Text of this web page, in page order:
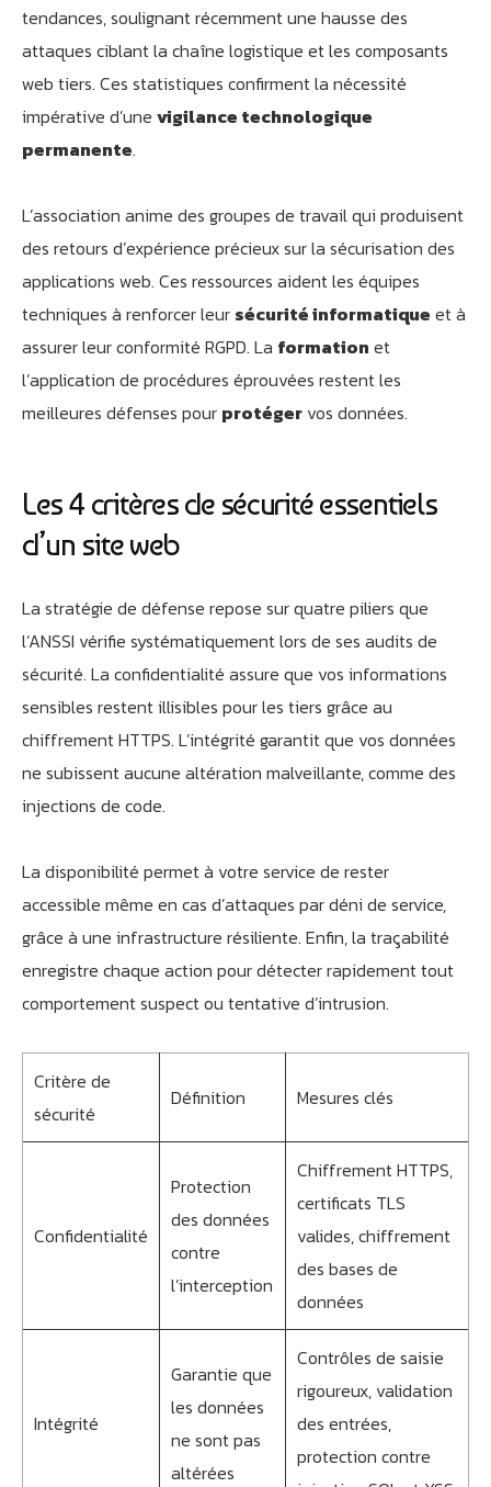
tendances, soulignant récemment une hausse des
attaques ciblant la chaîne logistique et les composants
web tiers. Ces statistiques confirment la nécessité
impérative d’une vigilance technologique
permanente.
L’association anime des groupes de travail qui produisent
des retours d’expérience précieux sur la sécurisation des
applications web. Ces ressources aident les équipes
techniques à renforcer leur sécurité informatique et à
assurer leur conformité RGPD. La formation et
l’application de procédures éprouvées restent les
meilleures défenses pour protéger vos données.
Les 4 critères de sécurité essentiels
d’un site web
La stratégie de défense repose sur quatre piliers que
l’ANSSI vérifie systématiquement lors de ses audits de
sécurité. La confidentialité assure que vos informations
sensibles restent illisibles pour les tiers grâce au
chiffrement HTTPS. L’intégrité garantit que vos données
ne subissent aucune altération malveillante, comme des
injections de code.
La disponibilité permet à votre service de rester
accessible même en cas d’attaques par déni de service,
grâce à une infrastructure résiliente. Enfin, la traçabilité
enregistre chaque action pour détecter rapidement tout
comportement suspect ou tentative d’intrusion.
Critère de
sécurité
Définition Mesures clés
Confidentialité
Protection
des données
contre
l’interception
Chiffrement HTTPS,
certificats TLS
valides, chiffrement
des bases de
données
Intégrité
Garantie que
les données
ne sont pas
altérées
Contrôles de saisie
rigoureux, validation
des entrées,
protection contre